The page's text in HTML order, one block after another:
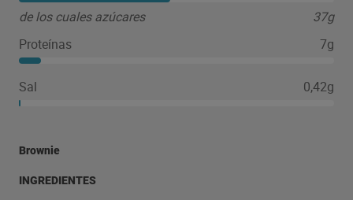
de los cuales azúcares
37g
Proteínas
7g
Sal 0,42g
Brownie
INGREDIENTES